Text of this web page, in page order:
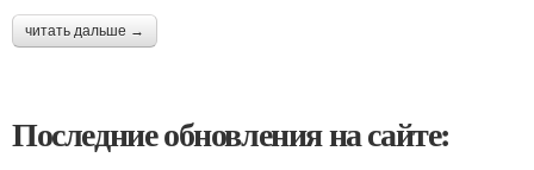
читать дальше →
Последние обновления на сайте: